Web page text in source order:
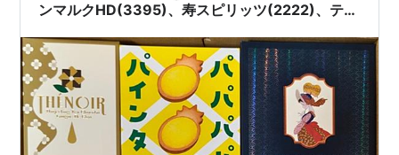
株式会社サンマルクチャイナ
ンマルクHD(3395)、寿スピリッツ(2222)、ティ